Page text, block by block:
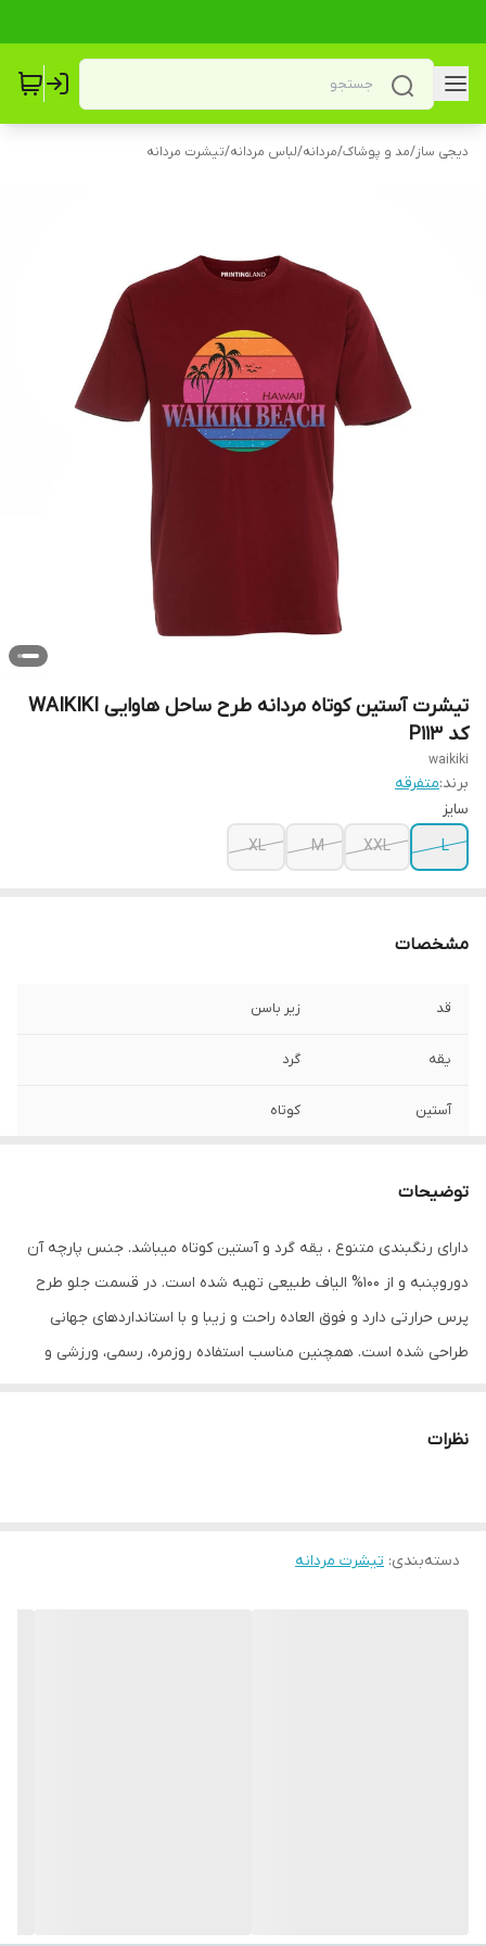
دیجی ساز/مد و پوشاک/مردانه/لباس مردانه/تیشرت مردانه
تیشرت آستین کوتاه مردانه طرح ساحل هاوایی WAIKIKI
کد P113
waikiki
برند:متفرقه
سایز
L
XXL
M
XL
مشخصات
قد زیر باسن
یقه گرد
آستین کوتاه
توضیحات
دارای رنگبندی متنوع ، یقه گرد و آستین کوتاه میباشد. جنس پارچه آن
دوروپنبه و از 100% الیاف طبیعی تهیه شده است. در قسمت جلو طرح
پرس حرارتی دارد و فوق العاده راحت و زیبا و با استانداردهای جهانی
طراحی شده است. همچنین مناسب استفاده روزمره، رسمی، ورزشی و
همگی از پارچه‌های %100 طبیعی ساخته شده اند .
نظرات
دسته‌بندی: تیشرت مردانه